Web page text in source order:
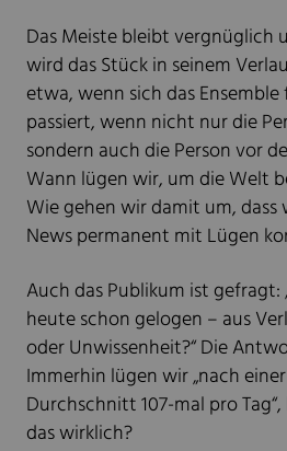
Das Meiste bleibt vergnüglich
wird das Stück in seinem
etwa, wenn sich das
passiert, wenn nicht nur die
sondern auch die Person vor
Wann lügen wir, um die Welt
Wie gehen wir damit um, dass
News permanent mit Lügen
Auch das Publikum ist
heute schon gelogen – aus
oder Unwissenheit?“ Die
Immerhin lügen wir „nach
Durchschnitt 107-mal pro
das wirklich?